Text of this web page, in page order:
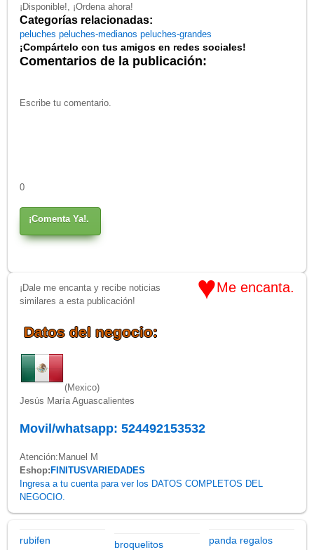
¡Disponible!, ¡Ordena ahora!
Categorías relacionadas:
peluchespeluches-medianospeluches-grandes
¡Compártelo con tus amigos en redes sociales!
Comentarios de la publicación:
0
¡Comenta Ya!.
♥Me encanta.
¡Dale me encanta y recibe noticias
similares a esta publicación!
Datos del negocio:
(Mexico)
Jesús María Aguascalientes
Movil/whatsapp: 524492153532
Atención:Manuel M
Eshop: FINITUSVARIEDADES
Ingresa a tu cuenta para ver los DATOS COMPLETOS DEL
NEGOCIO.
rubifen
broquelitos
panda regalos